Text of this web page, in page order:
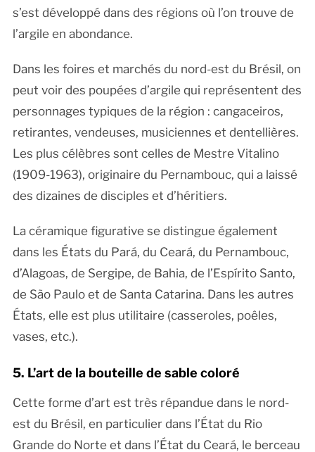
s’est développé dans des régions où l’on trouve de
l’argile en abondance.
Dans les foires et marchés du nord-est du Brésil, on
peut voir des poupées d’argile qui représentent des
personnages typiques de la région : cangaceiros,
retirantes, vendeuses, musiciennes et dentellières.
Les plus célèbres sont celles de Mestre Vitalino
(1909-1963), originaire du Pernambouc, qui a laissé
des dizaines de disciples et d’héritiers.
La céramique figurative se distingue également
dans les États du Pará, du Ceará, du Pernambouc,
d’Alagoas, de Sergipe, de Bahia, de l’Espírito Santo,
de São Paulo et de Santa Catarina. Dans les autres
États, elle est plus utilitaire (casseroles, poêles,
vases, etc.).
5. L’art de la bouteille de sable coloré
Cette forme d’art est très répandue dans le nord-
est du Brésil, en particulier dans l’État du Rio
Grande do Norte et dans l’État du Ceará, le berceau